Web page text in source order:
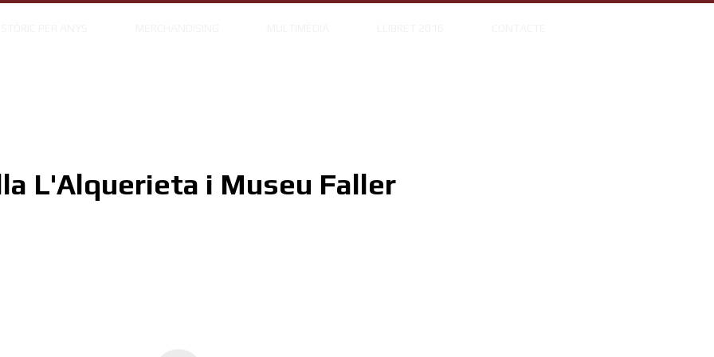
L'Alquerieta i Museu Faller